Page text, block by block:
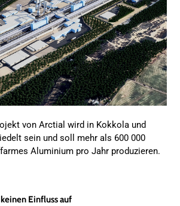
von Arctial wird in Kokkola und
sein und soll mehr als 600 000
Aluminium pro Jahr produzieren.
Einfluss auf